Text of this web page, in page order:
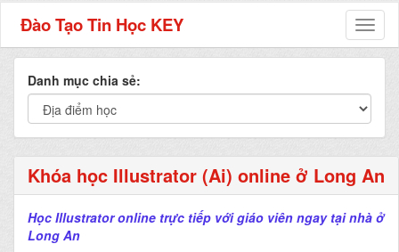
Đào Tạo Tin Học KEY
Danh mục chia sẻ:
Khóa học Illustrator (Ai) online ở Long An
Học Illustrator online trực tiếp với giáo viên ngay tại nhà ở
Long An